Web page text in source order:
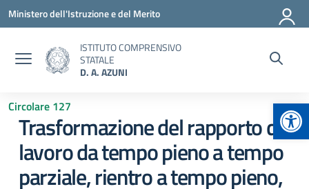
Vai ai contenuti
Vai al menu di navigazione
Vai al footer
Ministero dell'Istruzione e del Merito
ISTITUTO COMPRENSIVO
STATALE
D. A. AZUNI
Circolare 127
Trasformazione del rapporto di
lavoro da tempo pieno a tempo
parziale, rientro a tempo pieno,